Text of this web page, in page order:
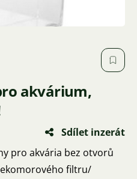
akvárium,
Sdílet inzerát
pro akvária bez otvorů
filtru/